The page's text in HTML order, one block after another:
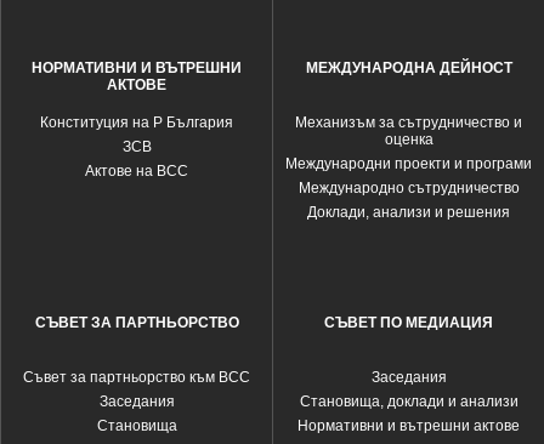
НОРМАТИВНИ И ВЪТРЕШНИ
АКТОВЕ
Конституция на Р България
ЗСВ
Актове на ВСС
МЕЖДУНАРОДНА ДЕЙНОСТ
Механизъм за сътрудничество и
оценка
Международни проекти и програми
Международно сътрудничество
Доклади, анализи и решения
СЪВЕТ ЗА ПАРТНЬОРСТВО
Съвет за партньорство към ВСС
Заседания
Становища
СЪВЕТ ПО МЕДИАЦИЯ
Заседания
Становища, доклади и анализи
Нормативни и вътрешни актове